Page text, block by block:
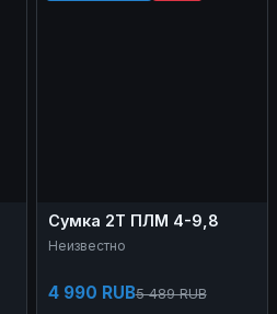
Сумка 2Т ПЛМ 4-9,8
Неизвестно
4 990 RUB5 489 RUB